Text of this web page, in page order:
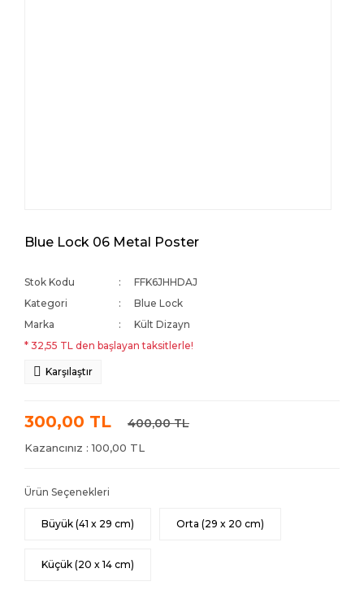
Blue Lock 06 Metal Poster
Stok Kodu
FFK6JHHDAJ
Kategori
Blue Lock
Marka
Kült Dizayn
* 32,55 TL den başlayan taksitlerle!
Karşılaştır
300,00 TL 400,00 TL
Kazancınız : 100,00 TL
Ürün Seçenekleri
Büyük (41 x 29 cm) Orta (29 x 20 cm)
Küçük (20 x 14 cm)